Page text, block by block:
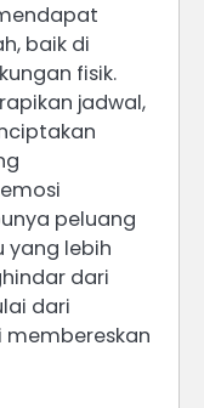
baik di
fisik.
jadwal,
peluang
yang lebih
dari
dari
membereskan